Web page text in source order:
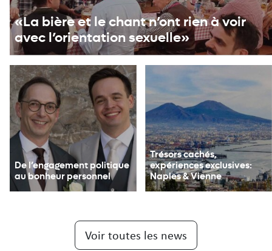
De l’engage­ment po­li­ti­que
au bonheur personnel
Trésors cachés,
expériences exclusives:
Naples & Vienne
«La bière et le chant n’ont rien à voir
avec l’orientation sexuelle»
Voir toutes les news